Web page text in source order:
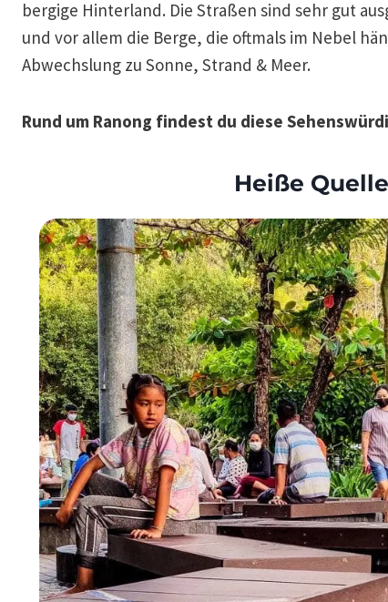
bergige Hinterland. Die Straßen sind sehr gut
und vor allem die Berge, die oftmals im Nebel
Abwechslung zu Sonne, Strand & Meer.
Rund um Ranong findest du diese
Heiße